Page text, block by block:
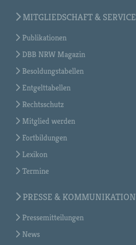
MITGLIEDSCHAFT & SERVICE
Publikationen
DBB NRW Magazin
Besoldungstabellen
Entgelttabellen
Rechtsschutz
Mitglied werden
Fortbildungen
Lexikon
Termine
PRESSE & KOMMUNIKATION
Pressemitteilungen
News